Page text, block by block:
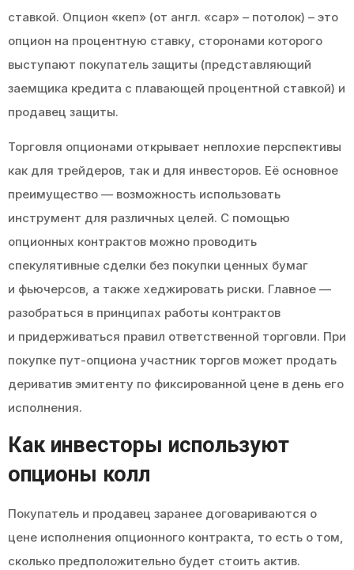
ставкой. Опцион «кеп» (от англ. «cap» – потолок) – это
опцион на процентную ставку, сторонами которого
выступают покупатель защиты (представляющий
заемщика кредита с плавающей процентной ставкой) и
продавец защиты.
Торговля опционами открывает неплохие перспективы
как для трейдеров, так и для инвесторов. Её основное
преимущество — возможность использовать
инструмент для различных целей. С помощью
опционных контрактов можно проводить
спекулятивные сделки без покупки ценных бумаг
и фьючерсов, а также хеджировать риски. Главное —
разобраться в принципах работы контрактов
и придерживаться правил ответственной торговли. При
покупке пут-опциона участник торгов может продать
дериватив эмитенту по фиксированной цене в день его
исполнения.
Как инвесторы используют
опционы колл
Покупатель и продавец заранее договариваются о
цене исполнения опционного контракта, то есть о том,
сколько предположительно будет стоить актив.